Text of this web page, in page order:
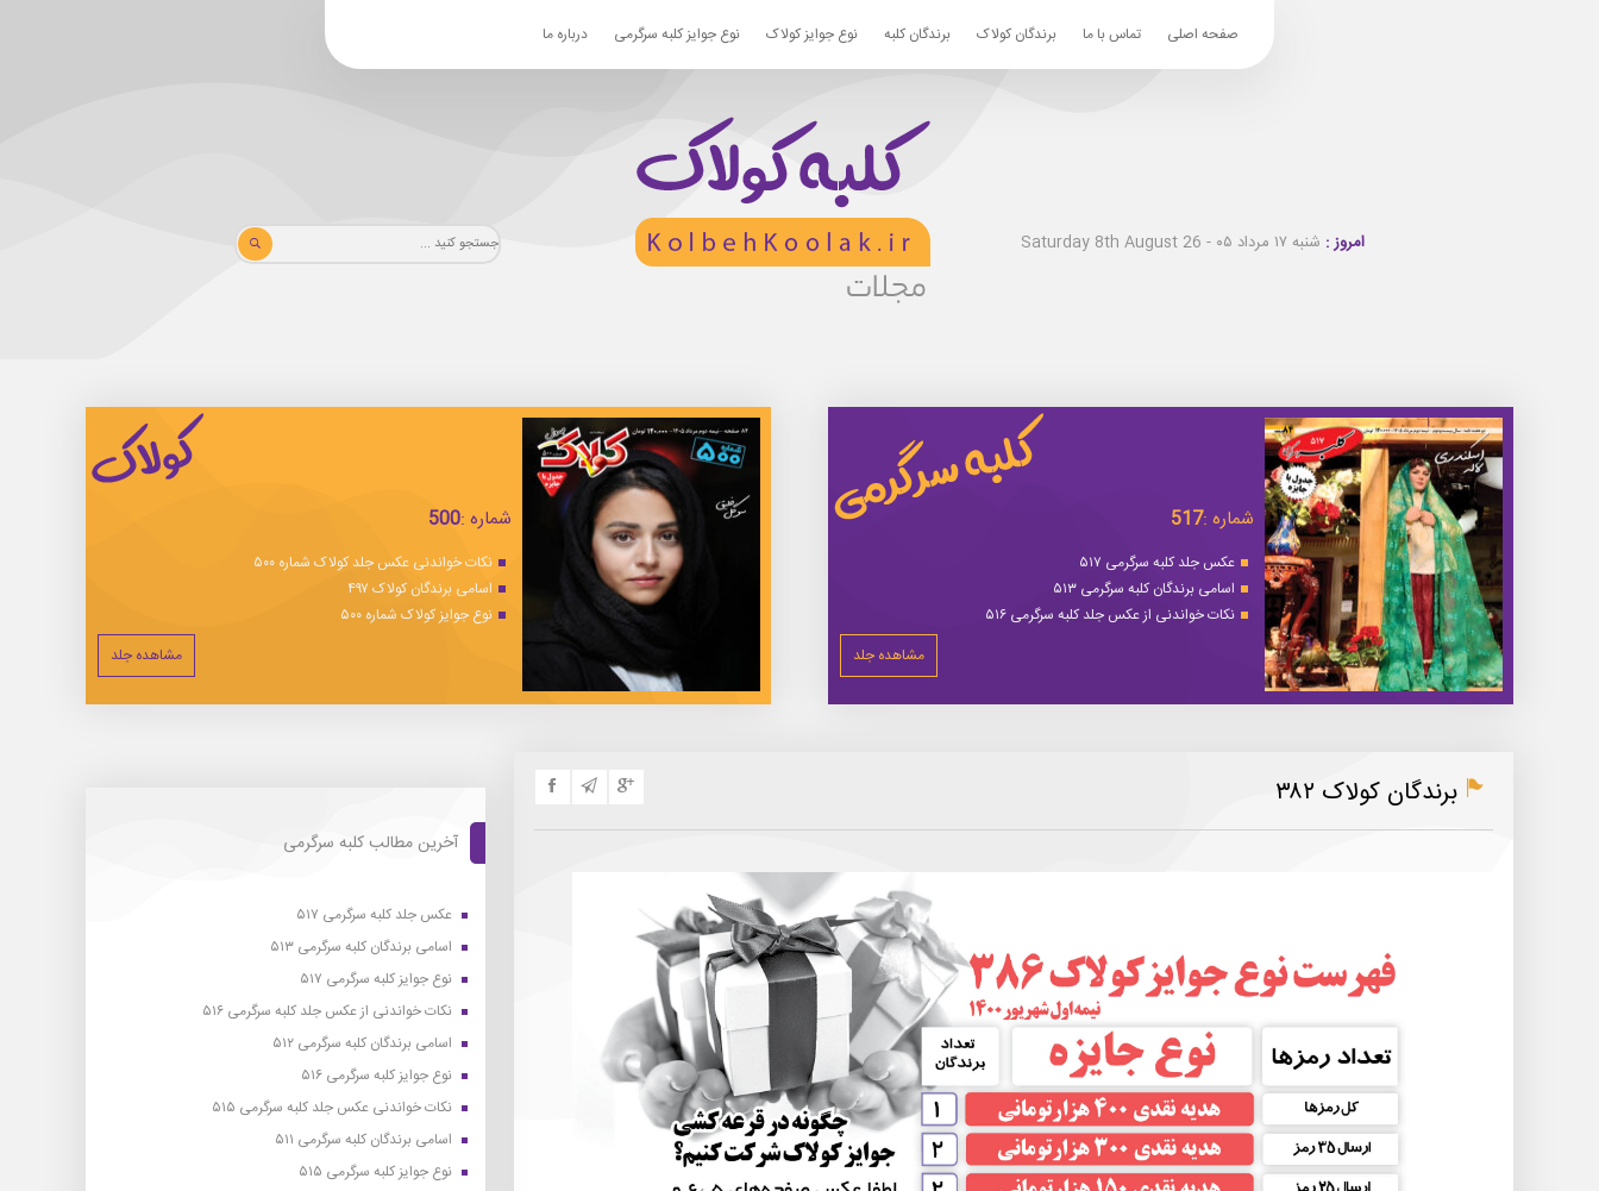
صفحه اصلی تماس با ما برندگان کولاک برندگان کلبه نوع جوایز کولاک نوع جوایز کلبه سرگرمی درباره ما
امروز : شنبه ۱۷ مرداد ۰۵ - Saturday 8th August 26
شماره :517
عکس جلد کلبه سرگرمی ۵۱۷
اسامی برندگان کلبه سرگرمی ۵۱۳
نکات خواندنی از عکس جلد کلبه سرگرمی ۵۱۶
مشاهده جلد
شماره :500
نکات خواندنی عکس جلد کولاک شماره ۵۰۰
اسامی برندگان کولاک ۴۹۷
نوع جوایز کولاک شماره ۵۰۰
مشاهده جلد
برندگان کولاک ۳۸۲
آخرین مطالب کلبه سرگرمی
عکس جلد کلبه سرگرمی ۵۱۷
اسامی برندگان کلبه سرگرمی ۵۱۳
نوع جوایز کلبه سرگرمی ۵۱۷
نکات خواندنی از عکس جلد کلبه سرگرمی ۵۱۶
اسامی برندگان کلبه سرگرمی ۵۱۲
نوع جوایز کلبه سرگرمی ۵۱۶
نکات خواندنی عکس جلد کلبه سرگرمی ۵۱۵
اسامی برندگان کلبه سرگرمی ۵۱۱
نوع جوایز کلبه سرگرمی ۵۱۵